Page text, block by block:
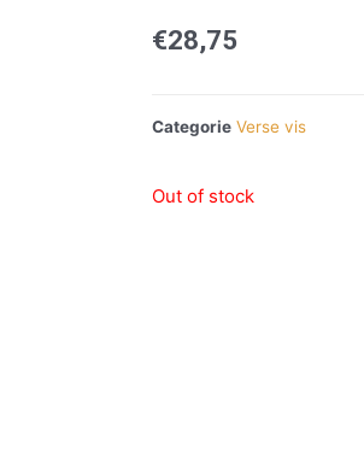
€28,75
Categorie Verse vis
Out of stock